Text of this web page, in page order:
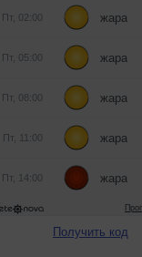
Получить код